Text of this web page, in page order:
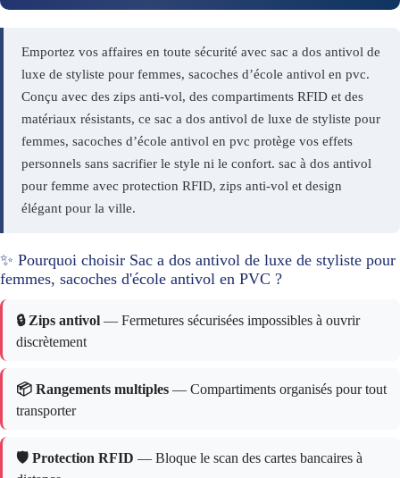
Emportez vos affaires en toute sécurité avec sac a dos antivol de
luxe de styliste pour femmes, sacoches d’école antivol en pvc.
Conçu avec des zips anti-vol, des compartiments RFID et des
matériaux résistants, ce sac a dos antivol de luxe de styliste pour
femmes, sacoches d’école antivol en pvc protège vos effets
personnels sans sacrifier le style ni le confort. sac à dos antivol
pour femme avec protection RFID, zips anti-vol et design
élégant pour la ville.
✨ Pourquoi choisir Sac a dos antivol de luxe de styliste pour
femmes, sacoches d'école antivol en PVC ?
🔒 Zips antivol — Fermetures sécurisées impossibles à ouvrir
discrètement
📦 Rangements multiples — Compartiments organisés pour tout
transporter
🛡️ Protection RFID — Bloque le scan des cartes bancaires à